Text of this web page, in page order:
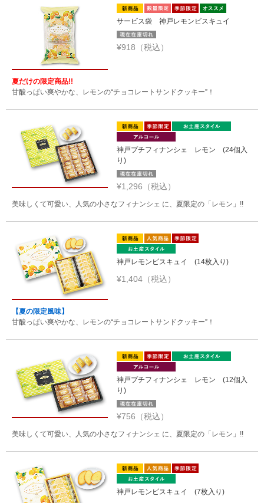
サービス袋 神戸レモンビスキュイ
¥918（税込）
夏だけの限定商品!!
甘酸っぱい爽やかな、レモンの“チョコレートサンドクッキー”！
神戸プチフィナンシェ レモン (24個入
り)
¥1,296（税込）
美味しくて可愛い、人気の小さなフィナンシェ に、夏限定の「レモン」!!
神戸レモンビスキュイ (14枚入り)
¥1,404（税込）
【夏の限定風味】
甘酸っぱい爽やかな、レモンの“チョコレートサンドクッキー”！
神戸プチフィナンシェ レモン (12個入
り)
¥756（税込）
美味しくて可愛い、人気の小さなフィナンシェ に、夏限定の「レモン」!!
神戸レモンビスキュイ (7枚入り)